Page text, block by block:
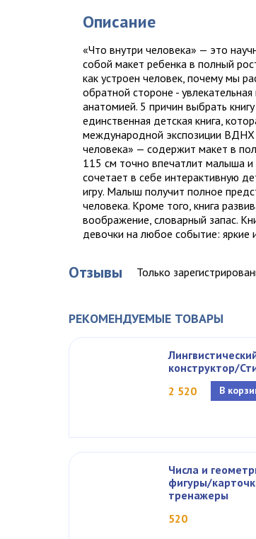
Описание
«Что внутри человека» — это
собой макет ребенка в полный
как устроен человек, почему мы
обратной стороне -
анатомией. 5 причин выбрать
единственная детская книга,
международной экспозиции ВДНХ
человека» — содержит макет в
115 см точно впечатлит малыша
сочетает в себе интерактивную
игру. Малыш получит полное
человека. Кроме того, книга
воображение, словарный запас.
девочки на любое событие: яркие
Отзывы Только
РЕКОМЕНДУЕМЫЕ ТОВАРЫ
конструктор/
2 520
В
Числа и
фигуры/
тренажеры
520